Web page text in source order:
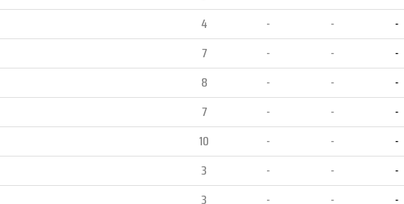
4
- - -
7
- - -
8
- - -
7
- - -
10
- - -
3
- - -
3
- - -